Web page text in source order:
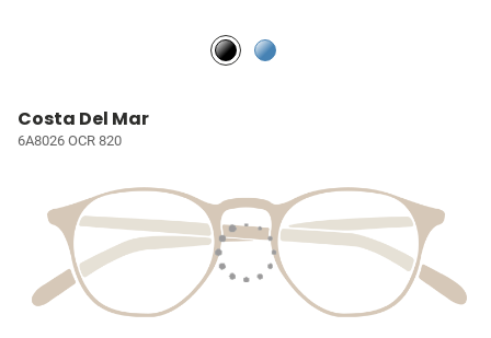
Costa Del Mar
6A8026 OCR 820